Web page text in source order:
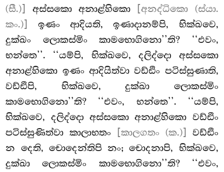
(සී.)]
අස්සකො අනාළ්හිකො
[අනද්ධිකො (ස්යා.
කං.)]
ඉණං ආදියති, ඉණාදානම්පි, භික්ඛවෙ,
දුක්ඛං ලොකස්මිං කාමභොගිනො’’ති? ‘‘එවං,
භන්තෙ’’. ‘‘යම්පි, භික්ඛවෙ, දලිද්දො අස්සකො
අනාළ්හිකො ඉණං ආදියිත්වා වඩ්ඪිං පටිස්සුණාති,
වඩ්ඪිපි, භික්ඛවෙ, දුක්ඛා ලොකස්මිං
කාමභොගිනො’’ති? ‘‘එවං, භන්තෙ’’. ‘‘යම්පි,
භික්ඛවෙ, දලිද්දො අස්සකො අනාළ්හිකො වඩ්ඪිං
පටිස්සුණිත්වාකාලාභතං [කාලගතං (ක.)]
වඩ්ඪිං
න දෙති, චොදෙන්තිපි නං; චොදනාපි, භික්ඛවෙ,
දුක්ඛා ලොකස්මිං කාමභොගිනො’’ති? ‘‘එවං,